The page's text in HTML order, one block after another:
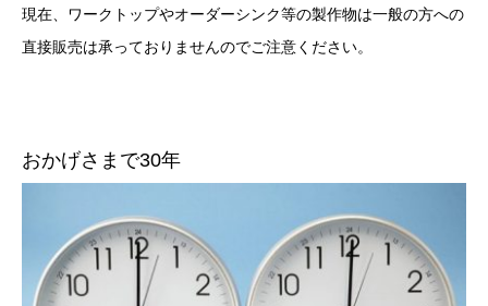
現在、ワークトップやオーダーシンク等の製作物は一般の方への
直接販売は承っておりませんのでご注意ください。
おかげさまで30年